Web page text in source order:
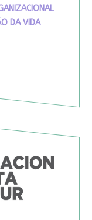
DA VIDA